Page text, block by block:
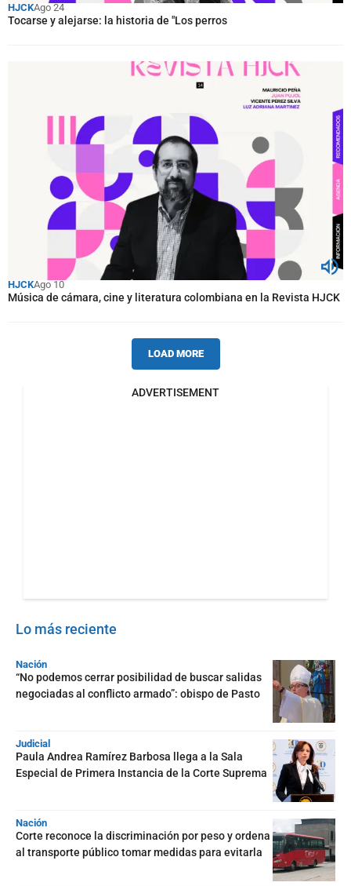
HJCKAgo 24
Tocarse y alejarse: la historia de "Los perros
HJCKAgo 10
Música de cámara, cine y literatura colombiana en la Revista HJCK
LOAD MORE
ADVERTISEMENT
Lo más reciente
Nación
“No podemos cerrar posibilidad de buscar salidas
negociadas al conflicto armado”: obispo de Pasto
Judicial
Paula Andrea Ramírez Barbosa llega a la Sala
Especial de Primera Instancia de la Corte Suprema
Nación
Corte reconoce la discriminación por peso y ordena
al transporte público tomar medidas para evitarla